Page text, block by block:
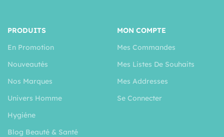
PRODUITS
En Promotion
Nouveautés
Nos Marques
Univers Homme
Hygiéne
Blog Beauté & Santé
MON COMPTE
Mes Commandes
Mes Listes De Souhaits
Mes Addresses
Se Connecter